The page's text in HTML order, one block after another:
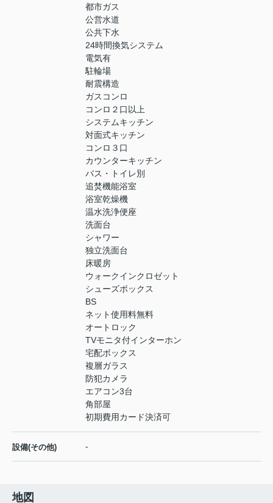
都市ガス
公営水道
公共下水
24時間換気システム
電気有
駐輪場
耐震構造
ガスコンロ
コンロ２口以上
システムキッチン
対面式キッチン
コンロ３口
カウンターキッチン
バス・トイレ別
追焚機能浴室
浴室乾燥機
温水洗浄便座
洗面台
シャワー
独立洗面台
床暖房
ウォークインクロゼット
シューズボックス
BS
ネット使用料無料
オートロック
TVモニタ付インターホン
宅配ボックス
複層ガラス
防犯カメラ
エアコン3台
角部屋
初期費用カード決済可
設備(その他) -
地図